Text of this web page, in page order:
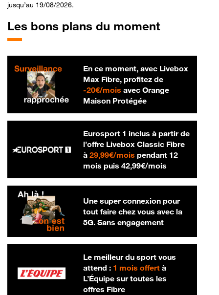
jusqu’au 19/08/2026.
Les bons plans du moment
En ce moment, avec Livebox
Max Fibre, profitez de
-20€/mois20 € par mois
avec Orange
Maison Protégée
Eurosport 1 inclus à partir de
l’offre Livebox Classic Fibre
à 29,99€/mois29,99 € par mois
pendant 12
mois puis 42,99€/mois42,99 € par
Une super connexion pour
tout faire chez vous avec la
5G. Sans engagement
Le meilleur du sport vous
attend : 1 mois offertà
L’Équipe sur toutes les
offres Fibre